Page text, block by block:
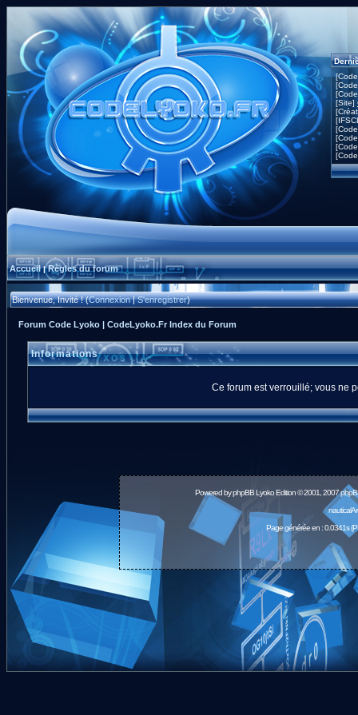
[Site]
Accueil|Règles du forum
Bienvenue, Invité ! (Connexion|S'enregistrer)
Forum Code Lyoko | CodeLyoko.Fr Index du Forum
Informations
Ce forum est verrouillé; vous ne
Powered byphpBBLyoko Edition © 2001, 2007
Page générée en : 0.0341s